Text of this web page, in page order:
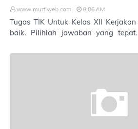
www.murtiweb.com 8:06 AM
Tugas TIK Untuk Kelas XII Kerjakan semua soal dengan
baik. Pilihlah jawaban yang tepat. Masukkan Nama :